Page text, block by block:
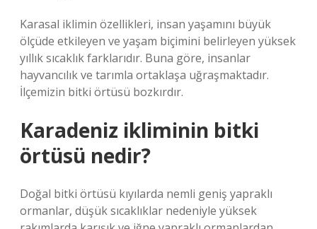
Karasal iklimin özellikleri, insan yaşamını büyük
ölçüde etkileyen ve yaşam biçimini belirleyen yüksek
yıllık sıcaklık farklarıdır. Buna göre, insanlar
hayvancılık ve tarımla ortaklaşa uğraşmaktadır.
İlçemizin bitki örtüsü bozkırdır.
Karadeniz ikliminin bitki
örtüsü nedir?
Doğal bitki örtüsü kıyılarda nemli geniş yapraklı
ormanlar, düşük sıcaklıklar nedeniyle yüksek